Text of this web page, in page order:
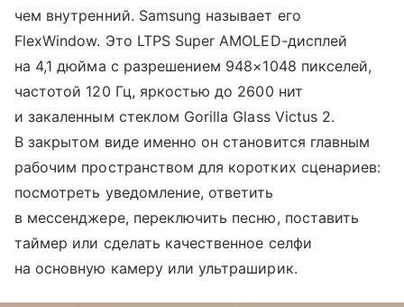
чем внутренний. Samsung называет его
FlexWindow. Это LTPS Super AMOLED-дисплей
на 4,1 дюйма с разрешением 948×1048 пикселей,
частотой 120 Гц, яркостью до 2600 нит
и закаленным стеклом Gorilla Glass Victus 2.
В закрытом виде именно он становится главным
рабочим пространством для коротких сценариев:
посмотреть уведомление, ответить
в мессенджере, переключить песню, поставить
таймер или сделать качественное селфи
на основную камеру или ультраширик.